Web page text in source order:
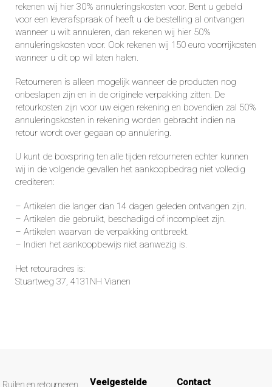
rekenen wij hier 30% annuleringskosten voor. Bent u gebeld
voor een leverafspraak of heeft u de bestelling al ontvangen
wanneer u wilt annuleren, dan rekenen wij hier 50%
annuleringskosten voor. Ook rekenen wij 150 euro voorrijkosten
wanneer u dit op wil laten halen.
Retourneren is alleen mogelijk wanneer de producten nog
onbeslapen zijn en in de originele verpakking zitten. De
retourkosten zijn voor uw eigen rekening en bovendien zal 50%
annuleringskosten in rekening worden gebracht indien na
retour wordt over gegaan op annulering.
U kunt de boxspring ten alle tijden retourneren echter kunnen
wij in de volgende gevallen het aankoopbedrag niet volledig
crediteren:
– Artikelen die langer dan 14 dagen geleden ontvangen zijn.
– Artikelen die gebruikt, beschadigd of incompleet zijn.
– Artikelen waarvan de verpakking ontbreekt.
– Indien het aankoopbewijs niet aanwezig is.
Het retouradres is:
Stuartweg 37, 4131NH Vianen
Ruilen en retourneren Veelgestelde Contact